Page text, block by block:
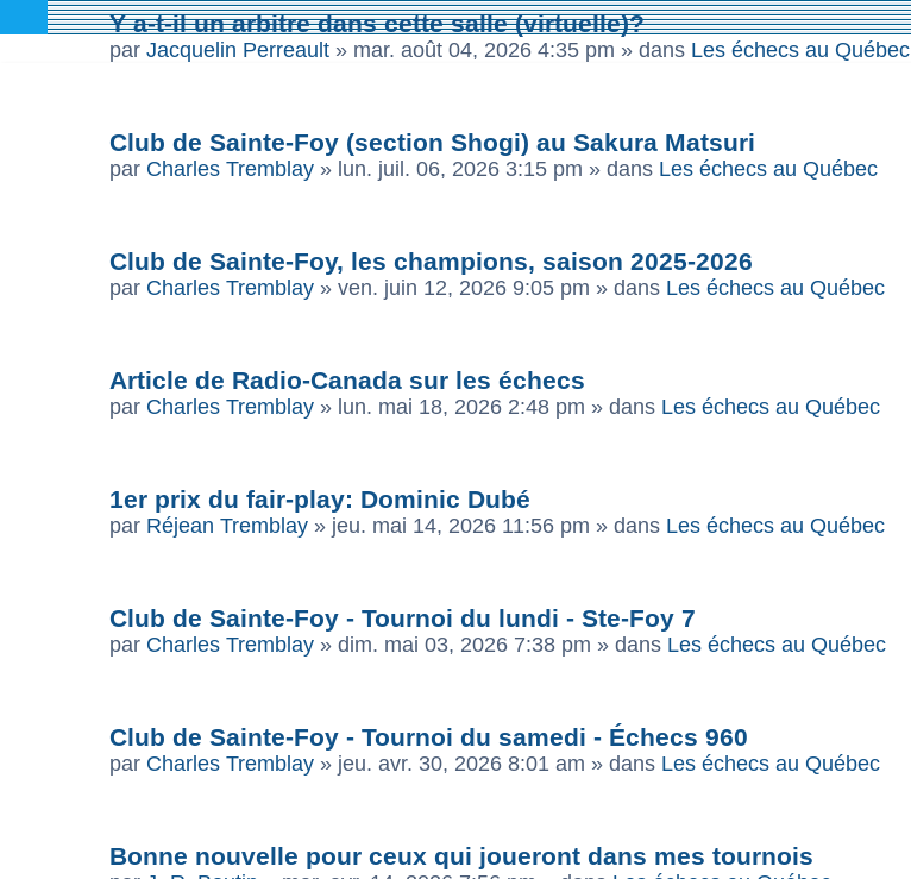
Y a-t-il un arbitre dans cette salle (virtuelle)?
par Jacquelin Perreault » mar. août 04, 2026 4:35 pm » dans Les échecs au Québec
Club de Sainte-Foy (section Shogi) au Sakura Matsuri
par Charles Tremblay » lun. juil. 06, 2026 3:15 pm » dans Les échecs au Québec
Club de Sainte-Foy, les champions, saison 2025-2026
par Charles Tremblay » ven. juin 12, 2026 9:05 pm » dans Les échecs au Québec
Article de Radio-Canada sur les échecs
par Charles Tremblay » lun. mai 18, 2026 2:48 pm » dans Les échecs au Québec
1er prix du fair-play: Dominic Dubé
par Réjean Tremblay » jeu. mai 14, 2026 11:56 pm » dans Les échecs au Québec
Club de Sainte-Foy - Tournoi du lundi - Ste-Foy 7
par Charles Tremblay » dim. mai 03, 2026 7:38 pm » dans Les échecs au Québec
Club de Sainte-Foy - Tournoi du samedi - Échecs 960
par Charles Tremblay » jeu. avr. 30, 2026 8:01 am » dans Les échecs au Québec
Bonne nouvelle pour ceux qui joueront dans mes tournois